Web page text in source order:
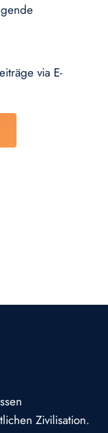
via E-
Zivilisation.